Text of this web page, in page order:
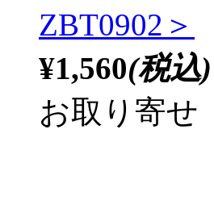
ZBT0902＞
¥1,560(税込)
お取り寄せ